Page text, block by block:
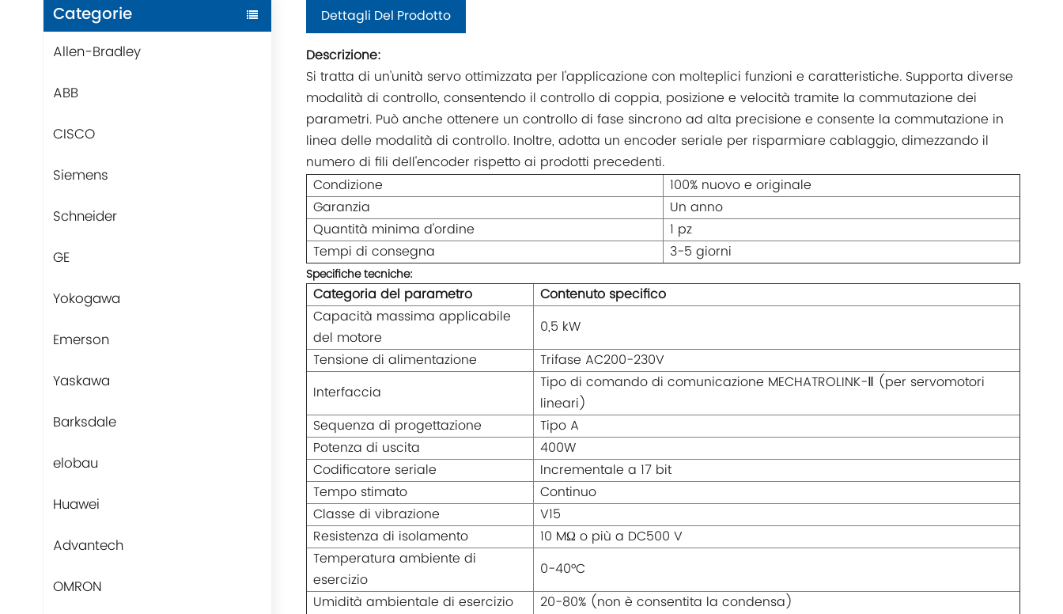
Categorie
Allen-Bradley
ABB
CISCO
Siemens
Schneider
GE
Yokogawa
Emerson
Yaskawa
Barksdale
elobau
Huawei
Advantech
OMRON
Dettagli Del Prodotto
Descrizione:
Si tratta di un'unità servo ottimizzata per l'applicazione con molteplici funzioni e caratteristiche. Supporta diverse
modalità di controllo, consentendo il controllo di coppia, posizione e velocità tramite la commutazione dei
parametri. Può anche ottenere un controllo di fase sincrono ad alta precisione e consente la commutazione in
linea delle modalità di controllo. Inoltre, adotta un encoder seriale per risparmiare cablaggio, dimezzando il
numero di fili dell'encoder rispetto ai prodotti precedenti.
Condizione
100% nuovo e originale
Garanzia
Un anno
Quantità minima d'ordine
1 pz
Tempi di consegna
3-5 giorni
Specifiche tecniche:
Categoria del parametro
Contenuto specifico
Capacità massima applicabile
del motore
0,5 kW
Tensione di alimentazione
Trifase AC200-230V
Interfaccia
Tipo di comando di comunicazione MECHATROLINK-Ⅱ (per servomotori
lineari)
Sequenza di progettazione
Tipo A
Potenza di uscita
400W
Codificatore seriale
Incrementale a 17 bit
Tempo stimato
Continuo
Classe di vibrazione
V15
Resistenza di isolamento
10 MΩ o più a DC500 V
Temperatura ambiente di
esercizio
0-40°C
Umidità ambientale di esercizio
20-80% (non è consentita la condensa)